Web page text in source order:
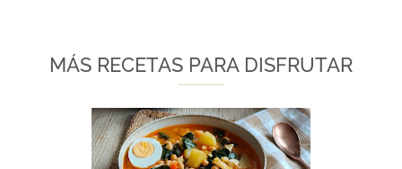
MÁS RECETAS PARA DISFRUTAR